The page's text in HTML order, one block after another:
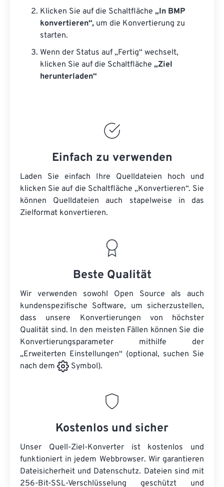
Klicken Sie auf die Schaltfläche „In BMP
konvertieren“, um die Konvertierung zu
starten.
Wenn der Status auf „Fertig“ wechselt,
klicken Sie auf die Schaltfläche „Ziel
herunterladen“
Einfach zu verwenden
Laden Sie einfach Ihre Quelldateien hoch und
klicken Sie auf die Schaltfläche „Konvertieren“. Sie
können Quelldateien auch stapelweise in das
Zielformat konvertieren.
Beste Qualität
Wir verwenden sowohl Open Source als auch
kundenspezifische Software, um sicherzustellen,
dass unsere Konvertierungen von höchster
Qualität sind. In den meisten Fällen können Sie die
Konvertierungsparameter mithilfe der
„Erweiterten Einstellungen“ (optional, suchen Sie
nach dem
Symbol).
Kostenlos und sicher
Unser Quell-Ziel-Konverter ist kostenlos und
funktioniert in jedem Webbrowser. Wir garantieren
Dateisicherheit und Datenschutz. Dateien sind mit
256-Bit-SSL-Verschlüsselung geschützt und